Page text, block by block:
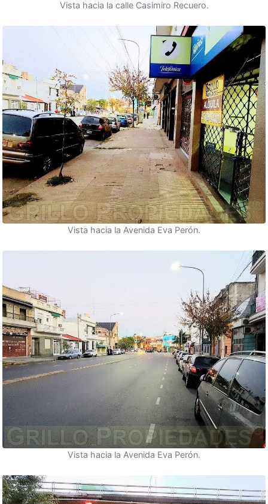
Vista hacia la calle Casimiro Recuero.
Vista hacia la Avenida Eva Perón.
Vista hacia la Avenida Eva Perón.